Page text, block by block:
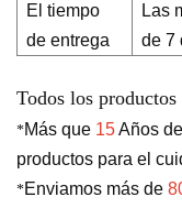
El tiempo
de entrega
Las
de 7
Todos los
*Más que 15Años
productos para el
*Enviamos más de